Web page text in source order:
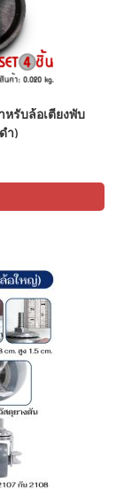
รับล้อเตียงพับ
ำ)